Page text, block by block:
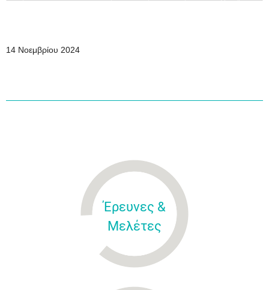
14 Νοεμβρίου 2024
Έρευνες &
Μελέτες